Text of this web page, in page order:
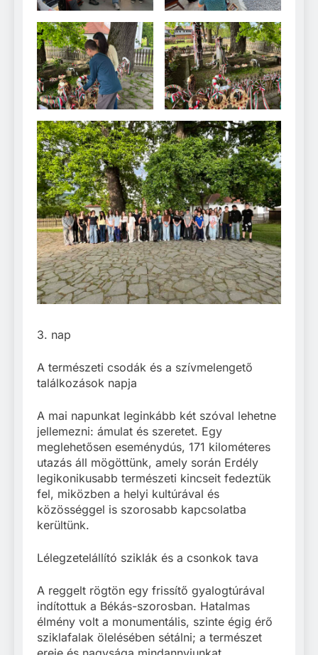
3. nap
A természeti csodák és a szívmelengető
találkozások napja
A mai napunkat leginkább két szóval lehetne
jellemezni: ámulat és szeretet. Egy
meglehetősen eseménydús, 171 kilométeres
utazás áll mögöttünk, amely során Erdély
legikonikusabb természeti kincseit fedeztük
fel, miközben a helyi kultúrával és
közösséggel is szorosabb kapcsolatba
kerültünk.
Lélegzetelállító sziklák és a csonkok tava
A reggelt rögtön egy frissítő gyalogtúrával
indítottuk a Békás-szorosban. Hatalmas
élmény volt a monumentális, szinte égig érő
sziklafalak ölelésében sétálni; a természet